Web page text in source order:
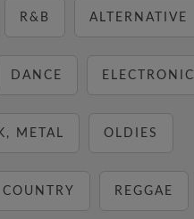
R&B ALTERNATIVE
DANCE ELECTRONIC
METAL OLDIES
COUNTRY REGGAE